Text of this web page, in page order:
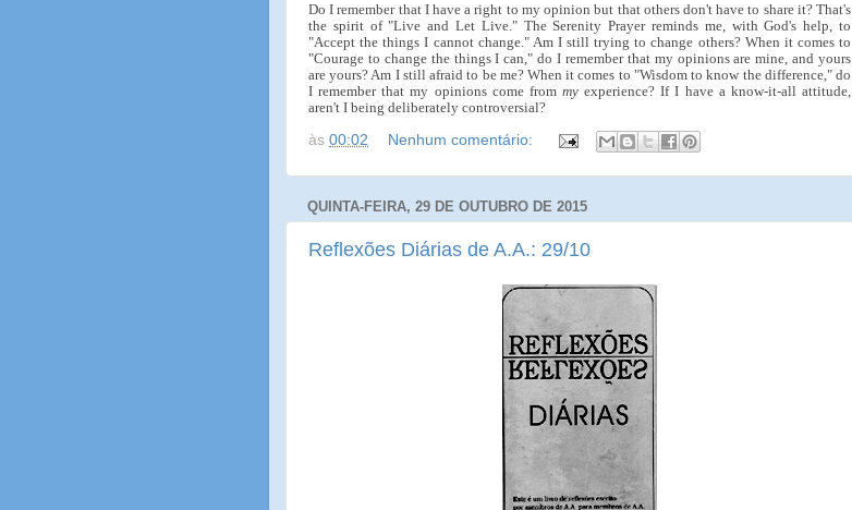
Do I remember that I have a right to my opinion but that others don't have to share it? That's
the spirit of "Live and Let Live." The Serenity Prayer reminds me, with God's help, to
"Accept the things I cannot change." Am I still trying to change others? When it comes to
"Courage to change the things I can," do I remember that my opinions are mine, and yours
are yours? Am I still afraid to be me? When it comes to "Wisdom to know the difference," do
I remember that my opinions come from myexperience? If I have a know-it-all attitude,
aren't I being deliberately controversial?
às 00:02 Nenhum comentário:
QUINTA-FEIRA, 29 DE OUTUBRO DE 2015
Reflexões Diárias de A.A.: 29/10